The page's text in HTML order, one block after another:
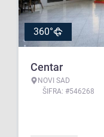
360°
Centar
NOVI SAD
ŠIFRA: #546268